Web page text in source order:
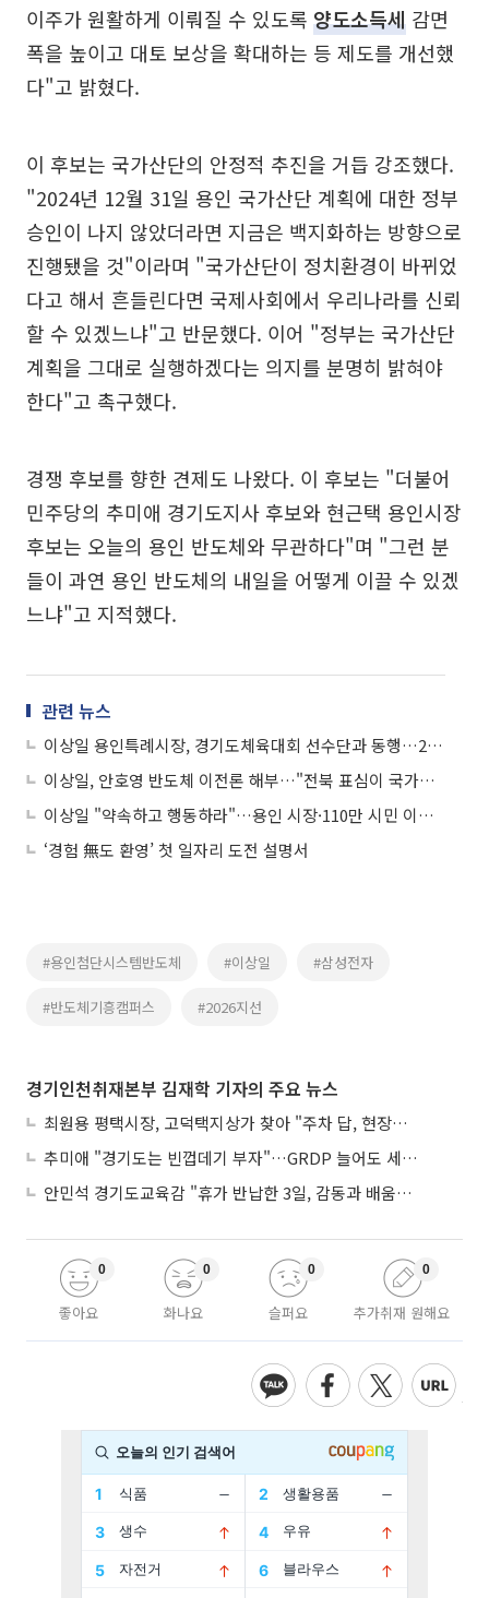
이주가 원활하게 이뤄질 수 있도록 양도소득세 감면
폭을 높이고 대토 보상을 확대하는 등 제도를 개선했
다"고 밝혔다.
이 후보는 국가산단의 안정적 추진을 거듭 강조했다.
"2024년 12월 31일 용인 국가산단 계획에 대한 정부
승인이 나지 않았더라면 지금은 백지화하는 방향으로
진행됐을 것"이라며 "국가산단이 정치환경이 바뀌었
다고 해서 흔들린다면 국제사회에서 우리나라를 신뢰
할 수 있겠느냐"고 반문했다. 이어 "정부는 국가산단
계획을 그대로 실행하겠다는 의지를 분명히 밝혀야
한다"고 촉구했다.
경쟁 후보를 향한 견제도 나왔다. 이 후보는 "더불어
민주당의 추미애 경기도지사 후보와 현근택 용인시장
후보는 오늘의 용인 반도체와 무관하다"며 "그런 분
들이 과연 용인 반도체의 내일을 어떻게 이끌 수 있겠
느냐"고 지적했다.
관련 뉴스
이상일 용인특례시장, 경기도체육대회 선수단과 동행…26개 종목 485명 총력전
이상일, 안호영 반도체 이전론 해부…"전북 표심이 국가산업 볼모 잡았다"
이상일 "약속하고 행동하라"…용인 시장·110만 시민 이틀 연속 정부 정조준
‘경험 無도 환영’ 첫 일자리 도전 설명서
#용인첨단시스템반도체 #이상일 #삼성전자
#반도체기흥캠퍼스 #2026지선
경기인천취재본부 김재학 기자의 주요 뉴스
최원용 평택시장, 고덕택지상가 찾아 "주차 답, 현장에 있다"
추미애 "경기도는 빈껍데기 부자"…GRDP 늘어도 세입은 그대로
안민석 경기도교육감 "휴가 반납한 3일, 감동과 배움이었다"
좋아요
0
화나요
0
슬퍼요
0
추가취재 원해요
0